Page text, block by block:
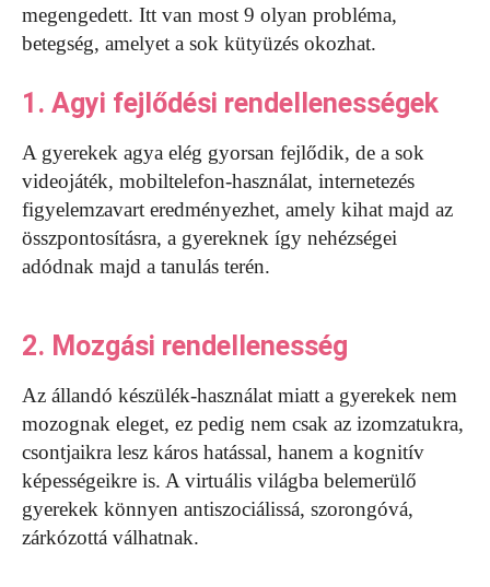
megengedett. Itt van most 9 olyan probléma,
betegség, amelyet a sok kütyüzés okozhat.
1. Agyi fejlődési rendellenességek
A gyerekek agya elég gyorsan fejlődik, de a sok
videojáték, mobiltelefon-használat, internetezés
figyelemzavart eredményezhet, amely kihat majd az
összpontosításra, a gyereknek így nehézségei
adódnak majd a tanulás terén.
2. Mozgási rendellenesség
Az állandó készülék-használat miatt a gyerekek nem
mozognak eleget, ez pedig nem csak az izomzatukra,
csontjaikra lesz káros hatással, hanem a kognitív
képességeikre is. A virtuális világba belemerülő
gyerekek könnyen antiszociálissá, szorongóvá,
zárkózottá válhatnak.